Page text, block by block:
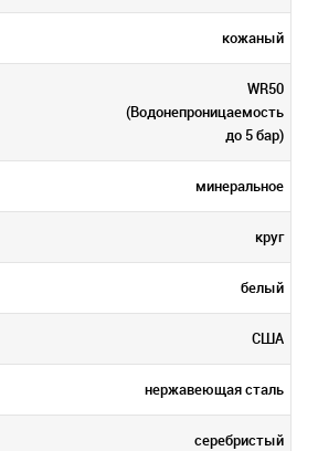
кожаный
WR50
(Водонепроницаемость
до 5 бар)
минеральное
круг
белый
США
нержавеющая сталь
серебристый